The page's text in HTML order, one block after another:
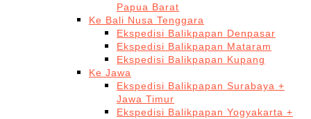
Papua Barat
Ke Bali Nusa Tenggara
Ekspedisi Balikpapan Denpasar
Ekspedisi Balikpapan Mataram
Ekspedisi Balikpapan Kupang
Ke Jawa
Ekspedisi Balikpapan Surabaya +
Jawa Timur
Ekspedisi Balikpapan Yogyakarta +